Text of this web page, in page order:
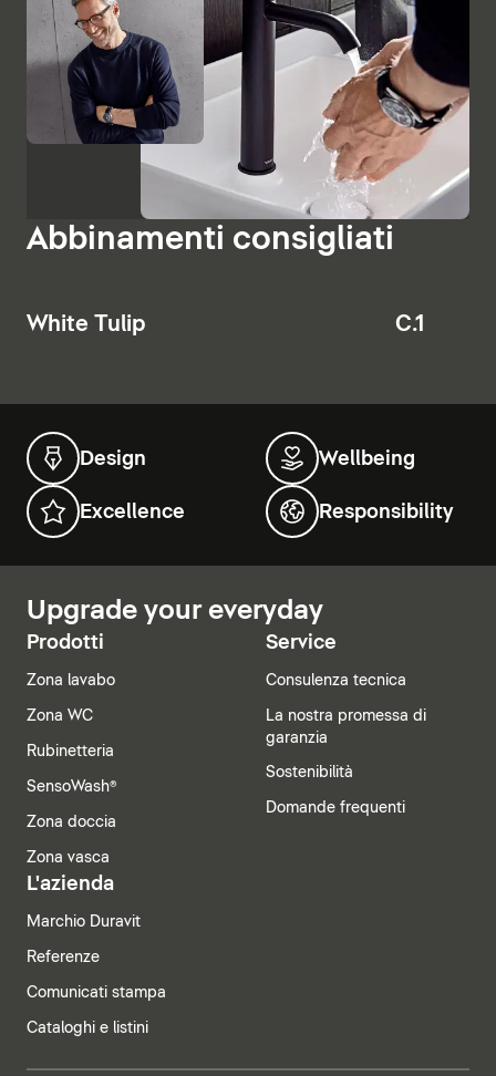
Abbinamenti consigliati
White Tulip C.1
Design Wellbeing
Excellence Responsibility
Upgrade your everyday
Prodotti
Zona lavabo
Zona WC
Rubinetteria
SensoWash®
Zona doccia
Zona vasca
Service
Consulenza tecnica
La nostra promessa di
garanzia
Sostenibilità
Domande frequenti
L'azienda
Marchio Duravit
Referenze
Comunicati stampa
Cataloghi e listini